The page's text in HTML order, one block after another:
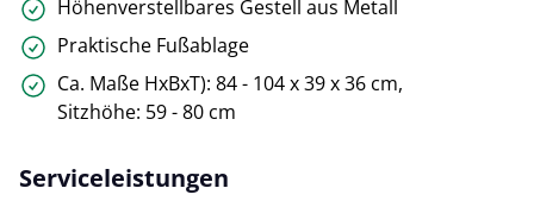
Höhenverstellbares Gestell aus Metall
Praktische Fußablage
Ca. Maße HxBxT): 84 - 104 x 39 x 36 cm,
Sitzhöhe: 59 - 80 cm
Serviceleistungen